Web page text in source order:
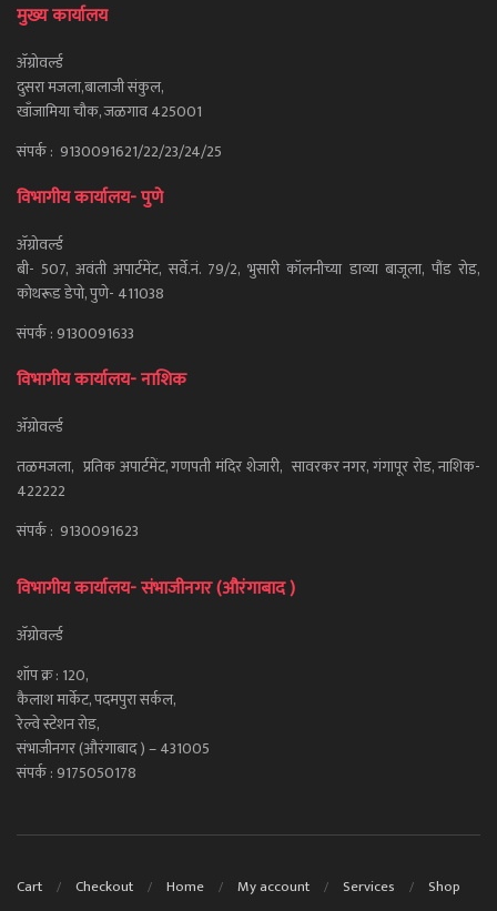
मुख्य कार्यालय
ॲग्रोवर्ल्ड
दुसरा मजला,बालाजी संकुल,
खाँजामिया चौक, जळगाव 425001
संपर्क : 9130091621/22/23/24/25
विभागीय कार्यालय- पुणे
ॲग्रोवर्ल्ड
बी- 507, अवंती अपार्टमेंट, सर्वे.नं. 79/2, भुसारी कॉलनीच्या डाव्या बाजूला, पौंड रोड,
कोथरूड डेपो, पुणे- 411038
संपर्क : 9130091633
विभागीय कार्यालय- नाशिक
ॲग्रोवर्ल्ड
तळमजला, प्रतिक अपार्टमेंट, गणपती मंदिर शेजारी, सावरकर नगर, गंगापूर रोड, नाशिक-
422222
संपर्क : 9130091623
विभागीय कार्यालय- संभाजीनगर (औरंगाबाद )
ॲग्रोवर्ल्ड
शॉप क्र : 120,
कैलाश मार्केट, पदमपुरा सर्कल,
रेल्वे स्टेशन रोड,
संभाजीनगर (औरंगाबाद ) – 431005
संपर्क : 9175050178
Cart Checkout Home My account Services Shop